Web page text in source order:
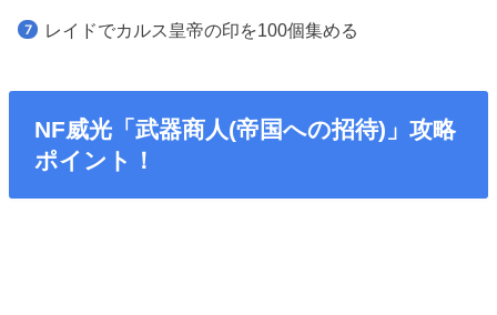
レイドでカルス皇帝の印を100個集める
NF威光「武器商人(帝国への招待)」攻略
ポイント！